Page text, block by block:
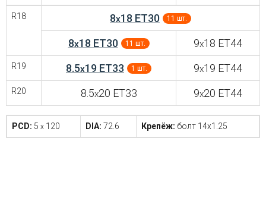
R18 8x18 ET30 11 шт.
8x18 ET30 11 шт. 9x18 ET44
R19 8.5x19 ET33 1 шт. 9x19 ET44
R20 8.5x20 ET33 9x20 ET44
PCD: 5 x 120 DIA: 72.6 Крепёж: болт 14x1.25